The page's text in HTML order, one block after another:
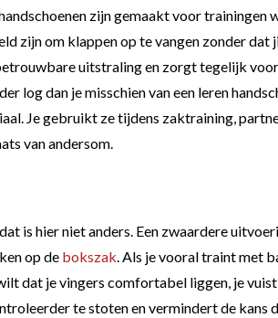
zijn gemaakt voor trainingen
zijn om klappen op te vangen zonder
uitstraling en zorgt tegelijk
log dan je misschien van een leren
Je gebruikt ze tijdens zaktraining,
van andersom.
is hier niet anders. Een zwaardere
op de bokszak. Als je vooral traint met
dat je vingers comfortabel liggen, je
te stoten en vermindert de